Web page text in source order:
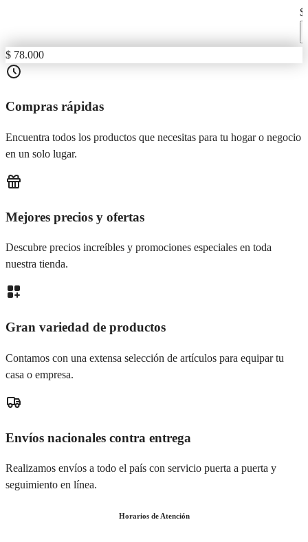
$
$ 78.000
Compras rápidas
Encuentra todos los productos que necesitas para tu hogar o negocio
en un solo lugar.
Mejores precios y ofertas
Descubre precios increíbles y promociones especiales en toda
nuestra tienda.
Gran variedad de productos
Contamos con una extensa selección de artículos para equipar tu
casa o empresa.
Envíos nacionales contra entrega
Realizamos envíos a todo el país con servicio puerta a puerta y
seguimiento en línea.
Horarios de Atención